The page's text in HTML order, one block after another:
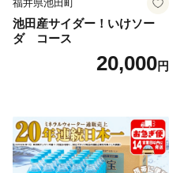
福井県池田町
池田産サイダー！いけソー
ダ コース
20,000円